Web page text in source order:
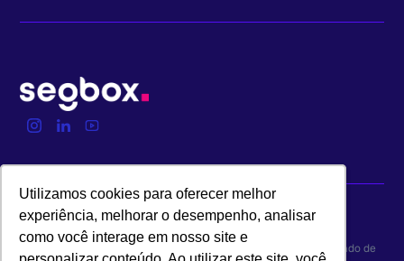
Utilizamos cookies para oferecer melhor
experiência, melhorar o desempenho, analisar
como você interage em nosso site e
Utilizamos cookies para oferecer melhor
experiência, melhorar o desempenho, analisar
como você interage em nosso site e
Copyright © Segbox | ♡ Feito com muito carinho para o mercado de